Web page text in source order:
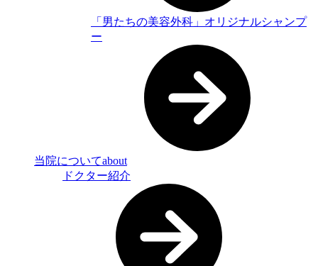
「男たちの美容外科」オリジナルシャンプ
ー
当院についてabout
ドクター紹介